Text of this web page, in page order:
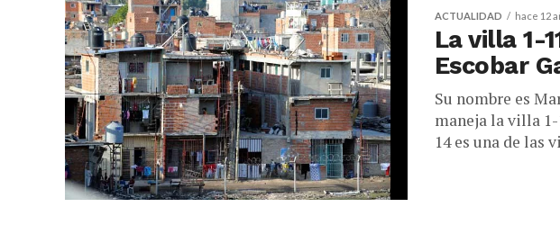
ACTUALIDAD hace 12
La villa 1-
Escobar
Su nombre es
maneja la villa 1-
14 es una de las